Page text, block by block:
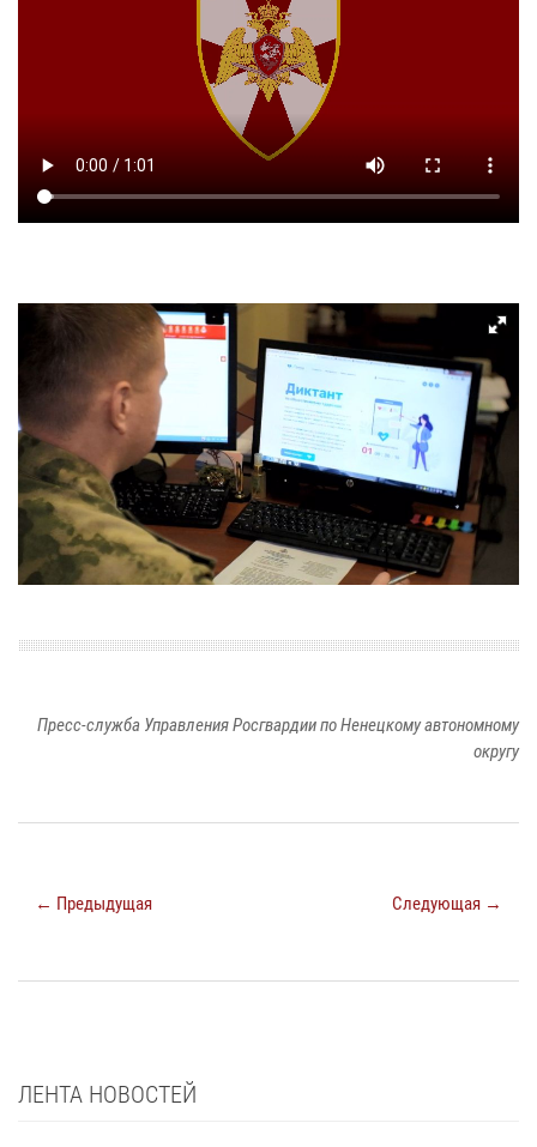
Пресс-служба Управления Росгвардии по Ненецкому автономному
округу
← Предыдущая Следующая →
ЛЕНТА НОВОСТЕЙ